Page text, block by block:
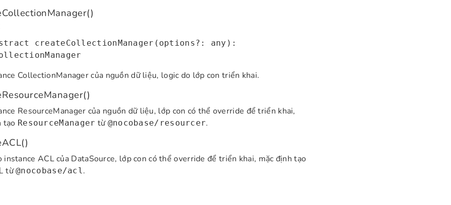
createCollectionManager(options?: any):
CollectionManager của nguồn dữ liệu, logic do lớp con triển khai.
ResourceManager của nguồn dữ liệu, lớp con có thể override để triển khai,
tạo ResourceManager từ @nocobase/resourcer.
instance ACL của DataSource, lớp con có thể override để triển khai, mặc định tạo
từ@nocobase/acl.